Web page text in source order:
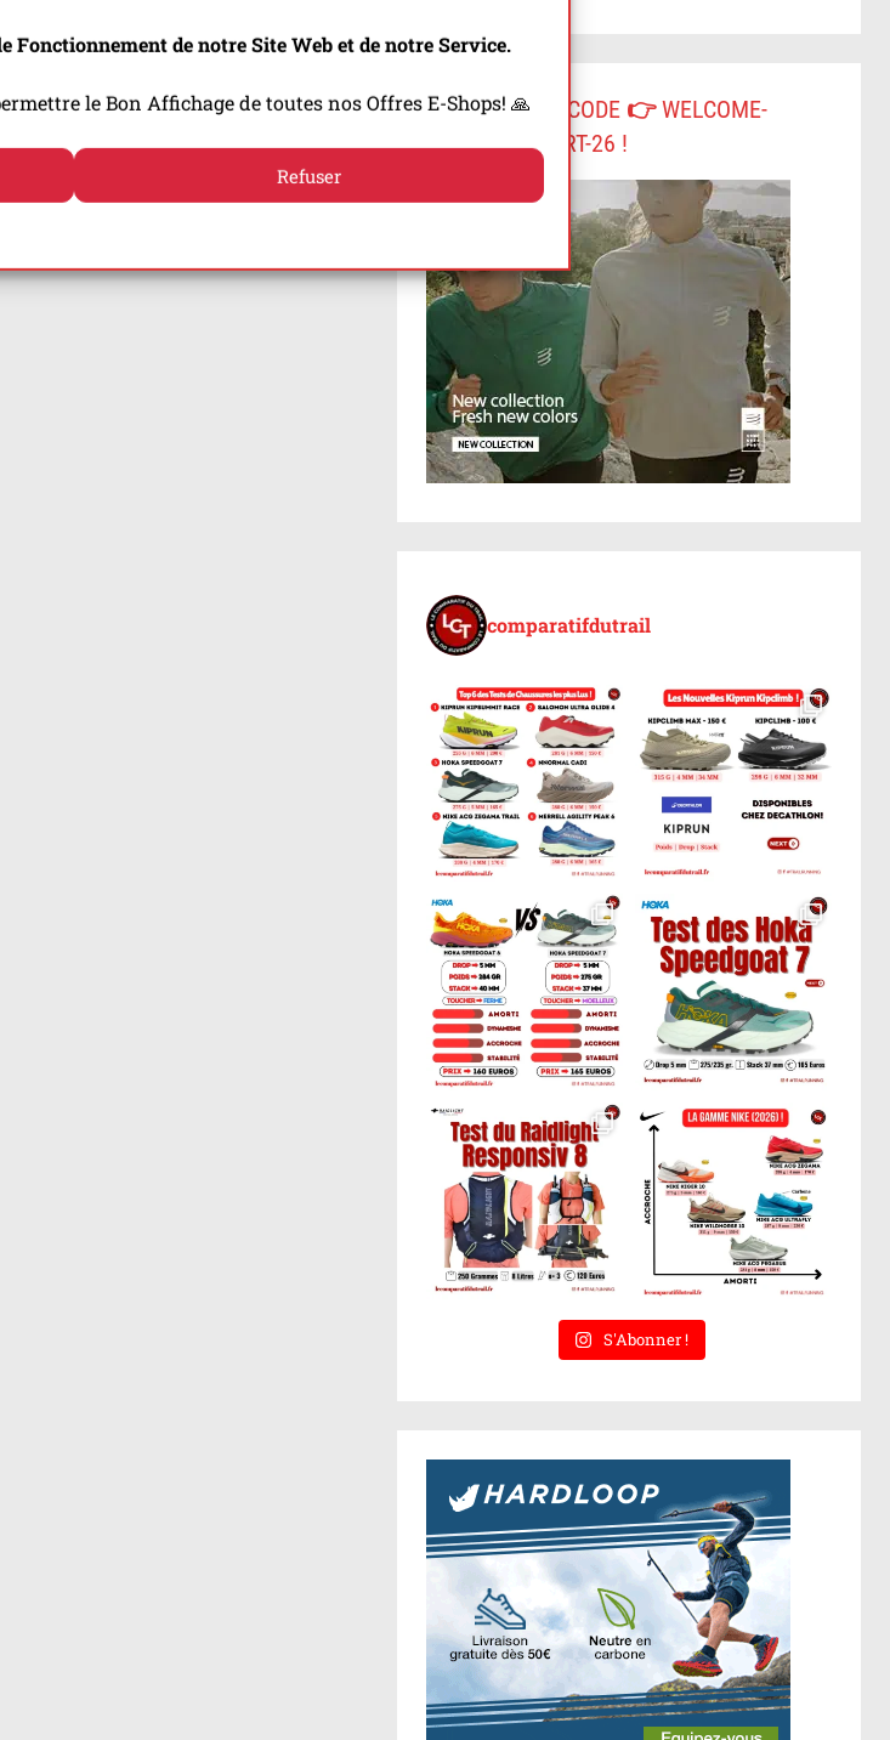
de notre Site Web et de notre Service.
le Bon Affichage de toutes nos Offres E-Shops! 🙏
Refuser
-10% AVEC LE CODE 👉 WELCOME-
COMPRESSPORT-26 !
comparatifdutrail
S'Abonner !